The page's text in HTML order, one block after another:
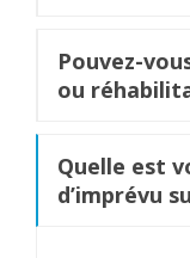
Pouvez-
ou
Quelle est
d’imprévu